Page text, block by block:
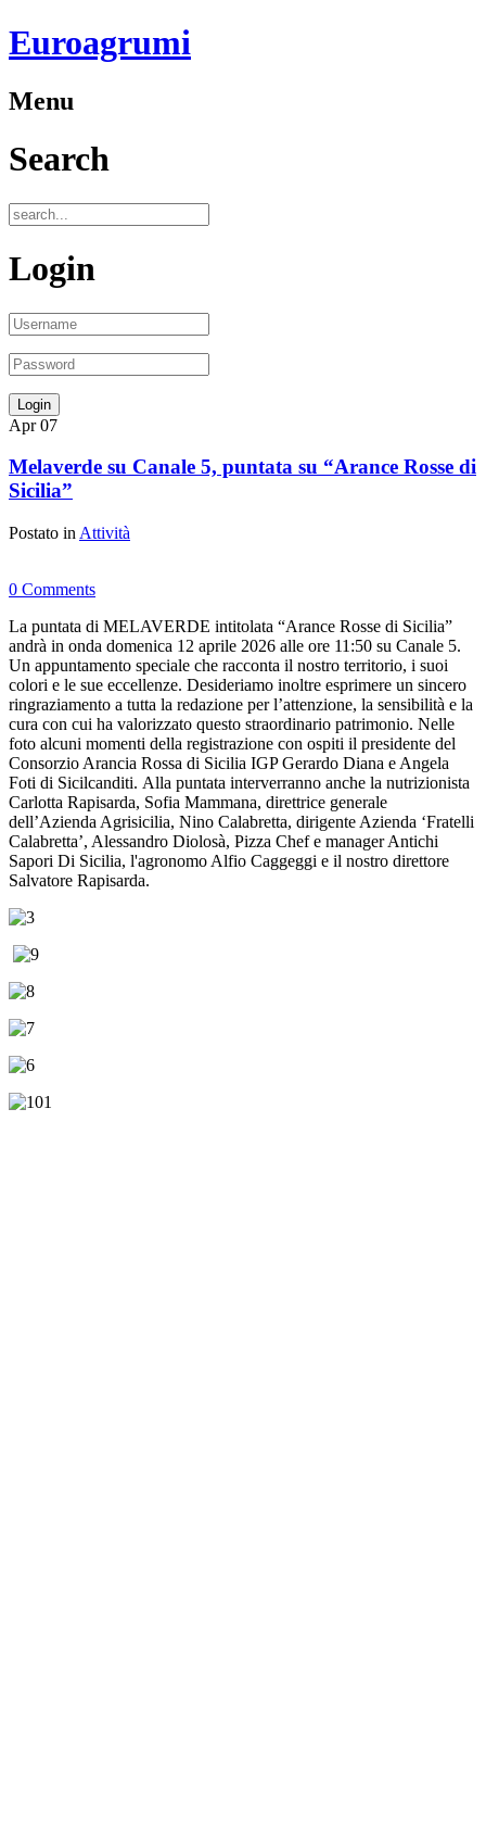
Euroagrumi
Menu
Search
Login
Apr 07
Melaverde su Canale 5, puntata su “Arance Rosse di
Sicilia”
Postato in Attività
0 Comments
La puntata di MELAVERDE intitolata “Arance Rosse di Sicilia”
andrà in onda domenica 12 aprile 2026 alle ore 11:50 su Canale 5.
Un appuntamento speciale che racconta il nostro territorio, i suoi
colori e le sue eccellenze. Desideriamo inoltre esprimere un sincero
ringraziamento a tutta la redazione per l’attenzione, la sensibilità e la
cura con cui ha valorizzato questo straordinario patrimonio. Nelle
foto alcuni momenti della registrazione con ospiti il presidente del
Consorzio Arancia Rossa di Sicilia IGP Gerardo Diana e Angela
Foti di Sicilcanditi. Alla puntata interverranno anche la nutrizionista
Carlotta Rapisarda, Sofia Mammana, direttrice generale
dell’Azienda Agrisicilia, Nino Calabretta, dirigente Azienda ‘Fratelli
Calabretta’, Alessandro Diolosà, Pizza Chef e manager Antichi
Sapori Di Sicilia, l'agronomo Alfio Caggeggi e il nostro direttore
Salvatore Rapisarda.